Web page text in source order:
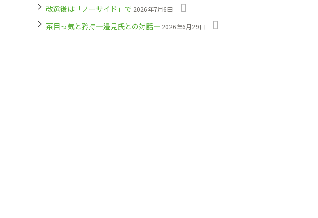
改選後は「ノーサイド」で 2026年7月6日
茶目っ気と矜持―邉見氏との対話― 2026年6月29日